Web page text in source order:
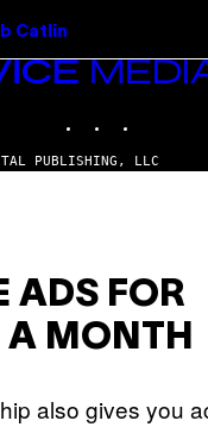
Catlin
PUBLISHING, LLC
ADS FOR
MONTH
also gives you